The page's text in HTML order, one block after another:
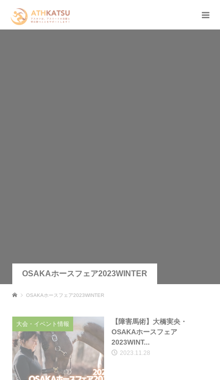
OSAKAホースフェア2023WINTER
OSAKAホースフェア2023WINTER
大会・イベント情報
【障害馬術】大橋実央・
OSAKAホースフェア
2023WINT...
2023.11.28